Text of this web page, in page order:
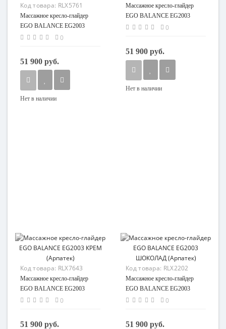
Код товара: RLX5761
Массажное кресло-глайдер
EGO BALANCE EG2003
(Арпатек + светлые
0
51 900 руб.
Нет в наличии
Массажное кресло-глайдер
EGO BALANCE EG2003
АНТРАЦИТ (Арпатек)
0
51 900 руб.
Нет в наличии
Код товара: RLX7643
Массажное кресло-глайдер
EGO BALANCE EG2003
КРЕМ (Арпатек)
0
51 900 руб.
Код товара: RLX2202
Массажное кресло-глайдер
EGO BALANCE EG2003
ШОКОЛАД (Арпатек)
0
51 900 руб.